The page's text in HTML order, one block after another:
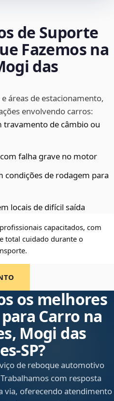
de Suporte
Fazemos na
das
áreas de estacionamento,
envolvendo carros:
travamento de câmbio ou
falha grave no motor
condições de rodagem para
locais de difícil saída
capacitados, com
total cuidado durante o
os melhores
Carro na
Mogi das
de reboque automotivo
com resposta
via, oferecendo atendimento